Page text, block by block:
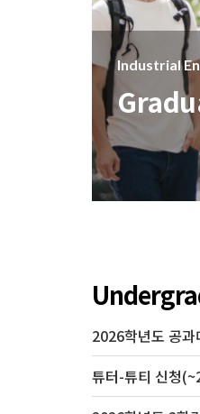
Industrial
튜터-튜티 신청